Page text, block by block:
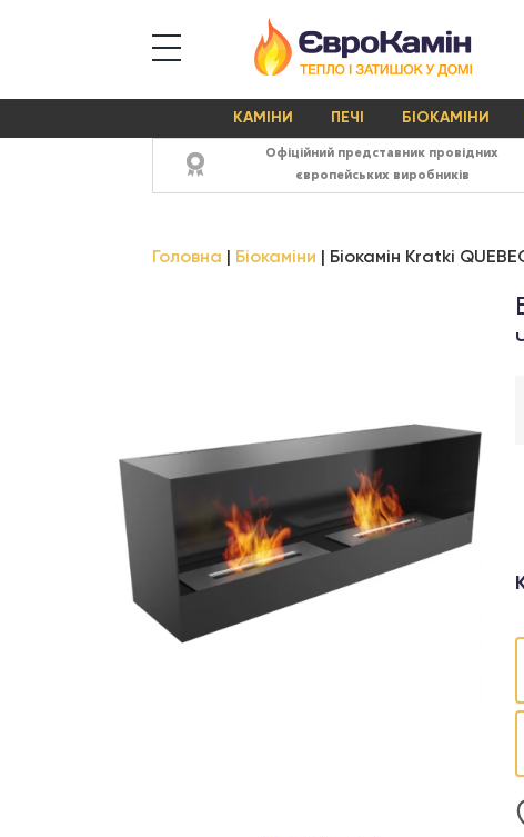
КАМІНИ ПЕЧІ БІОКАМІНИ
Офіційний представник провідних
європейських виробників
Головна Біокаміни Біокамін Kratki